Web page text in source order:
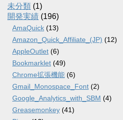
未分類 (1)
開発実績 (196)
AmaQuick (13)
Amazon_Quick_Affiliate_(JP) (12)
AppleOutlet (6)
Bookmarklet (49)
Chrome拡張機能 (6)
Gmail_Monospace_Font (2)
Google_Analytics_with_SBM (4)
Greasemonkey (41)